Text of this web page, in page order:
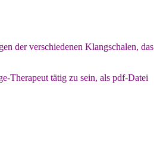
der verschiedenen Klangschalen, das
Therapeut tätig zu sein, als pdf-Datei